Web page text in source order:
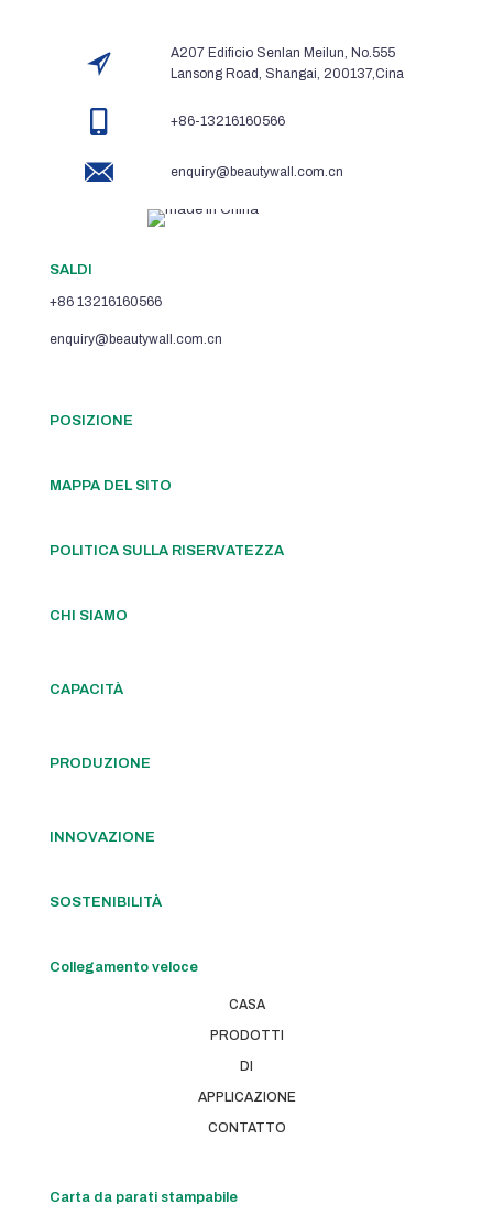
A207 Edificio Senlan Meilun, No.555
Lansong Road, Shangai, 200137,Cina
+86-13216160566
enquiry@beautywall.com.cn
SALDI
+86 13216160566
enquiry@beautywall.com.cn
POSIZIONE
MAPPA DEL SITO
POLITICA SULLA RISERVATEZZA
CHI SIAMO
CAPACITÀ
PRODUZIONE
INNOVAZIONE
SOSTENIBILITÀ
Collegamento veloce
CASA
PRODOTTI
DI
APPLICAZIONE
CONTATTO
Carta da parati stampabile